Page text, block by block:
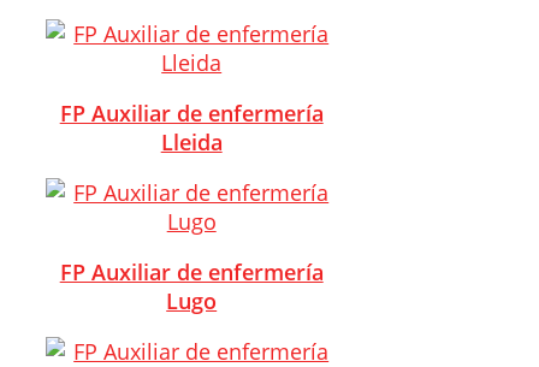
FP Auxiliar de enfermería
Lleida
FP Auxiliar de enfermería
Lugo